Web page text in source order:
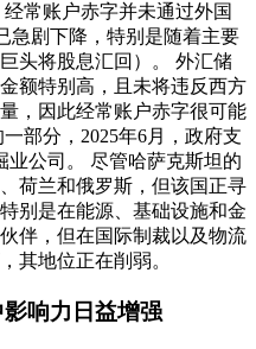
常账户赤字并未通过外国
急剧下降，特别是随着主要
头将股息汇回）。 外汇储
额特别高，且未将违反西方
，因此经常账户赤字很可能
部分，2025年6月，政府支
业公司。 尽管哈萨克斯坦的
荷兰和俄罗斯，但该国正寻
别是在能源、基础设施和金
伴，但在国际制裁以及物流
其地位正在削弱。
响力日益增强